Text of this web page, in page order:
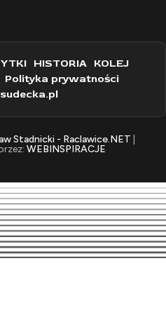
HISTORIA KOLEJ
Polityka prywatności
Stadnicki - Raclawice.NET
WEBINSPIRACJE